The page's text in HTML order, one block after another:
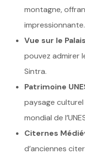
montagne,
impressionnante.
Vue sur le
pouvez admirer
Sintra.
Patrimoine
paysage
mondial de
Citernes
d’anciennes